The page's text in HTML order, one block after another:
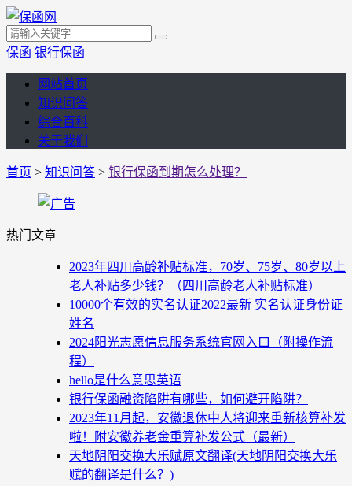
保函 银行保函
网站首页
知识问答
综合百科
关于我们
首页 > 知识问答 > 银行保函到期怎么处理？
热门文章
2023年四川高龄补贴标准，70岁、75岁、80岁以上
老人补贴多少钱？（四川高龄老人补贴标准）
10000个有效的实名认证2022最新 实名认证身份证
姓名
2024阳光志愿信息服务系统官网入口（附操作流
程）
hello是什么意思英语
银行保函融资陷阱有哪些，如何避开陷阱？
2023年11月起，安徽退休中人将迎来重新核算补发
啦！附安徽养老金重算补发公式（最新）
天地阴阳交换大乐赋原文翻译(天地阴阳交换大乐
赋的翻译是什么？)